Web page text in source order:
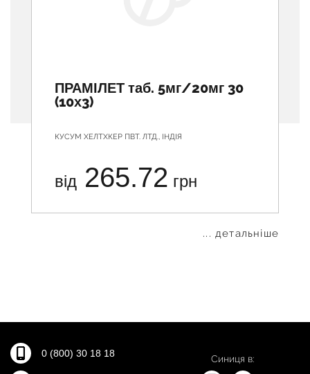
ПРАМІЛЕТ таб. 5мг/20мг 30
(10х3)
КУСУМ ХЕЛТХКЕР ПВТ. ЛТД., ІНДІЯ
від 265.72 грн
... детальніше
0 (800) 30 18 18 Синиця в: